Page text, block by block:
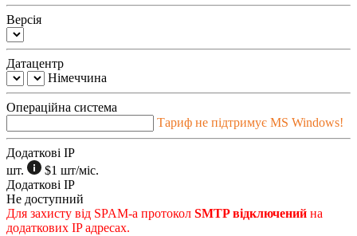
Версія
Датацентр
Німеччина
Операційна система
Тариф не підтримує MS Windows!
Додаткові IP
шт.
$1 шт/міс.
Додаткові IP
Не доступний
Для захисту від SPAM-а протокол SMTP відключений на
додаткових IP адресах.